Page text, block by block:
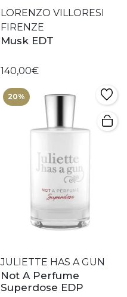
LORENZO VILLORESI
FIRENZE
Musk EDT
140,00€
20%
JULIETTE HAS A GUN
Not A Perfume
Superdose EDP